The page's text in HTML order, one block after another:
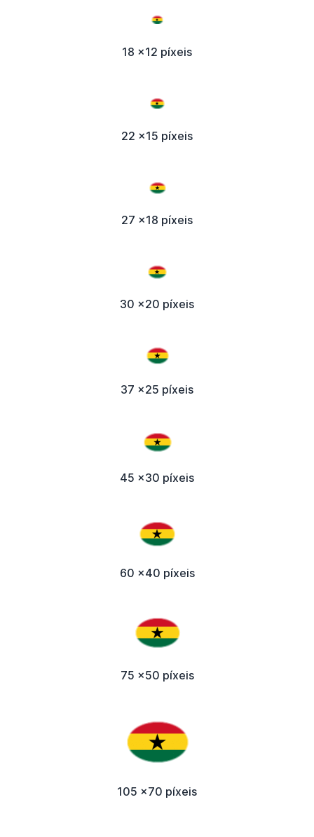
18 x12 píxeis
22 x15 píxeis
27 x18 píxeis
30 x20 píxeis
37 x25 píxeis
45 x30 píxeis
60 x40 píxeis
75 x50 píxeis
105 x70 píxeis